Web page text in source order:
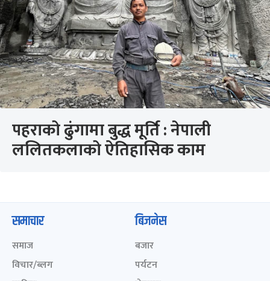
पहराको ढुंगामा बुद्ध मूर्ति : नेपाली
ललितकलाको ऐतिहासिक काम
समाचार
समाज
विचार/ब्लग
बिजनेस
बजार
पर्यटन